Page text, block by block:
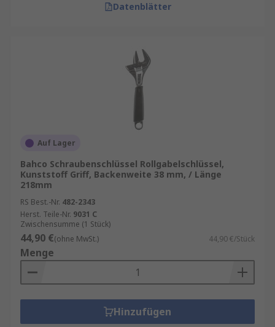
Datenblätter
Auf Lager
Bahco Schraubenschlüssel Rollgabelschlüssel,
Kunststoff Griff, Backenweite 38 mm, / Länge
218mm
RS Best.-Nr. 482-2343
Herst. Teile-Nr. 9031 C
Zwischensumme (1 Stück)
44,90 €(ohne MwSt.) 44,90 €/Stück
Menge
Hinzufügen